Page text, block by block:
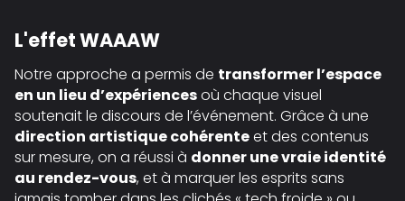
L'effet WAAAW
Notre approche a permis de transformer l’espace
en un lieu d’expériencesoù chaque visuel
soutenait le discours de l’événement. Grâce à une
direction artistique cohérenteet des contenus
sur mesure, on a réussi à donner une vraie identité
au rendez-vous, et à marquer les esprits sans